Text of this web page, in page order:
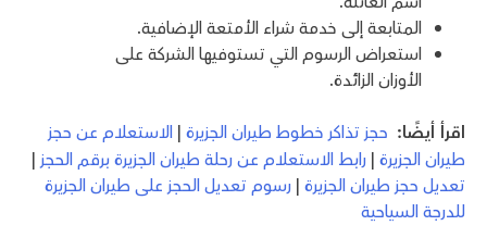
المتابعة إلى خدمة شراء الأمتعة الإضافية.
استعراض الرسوم التي تستوفيها الشركة على
الأوزان الزائدة.
اقرأ أيضًا: حجز تذاكر خطوط طيران الجزيرة | الاستعلام عن حجز
طيران الجزيرة | رابط الاستعلام عن رحلة طيران الجزيرة برقم الحجز|
تعديل حجز طيران الجزيرة | رسوم تعديل الحجز على طيران الجزيرة
للدرجة السياحية